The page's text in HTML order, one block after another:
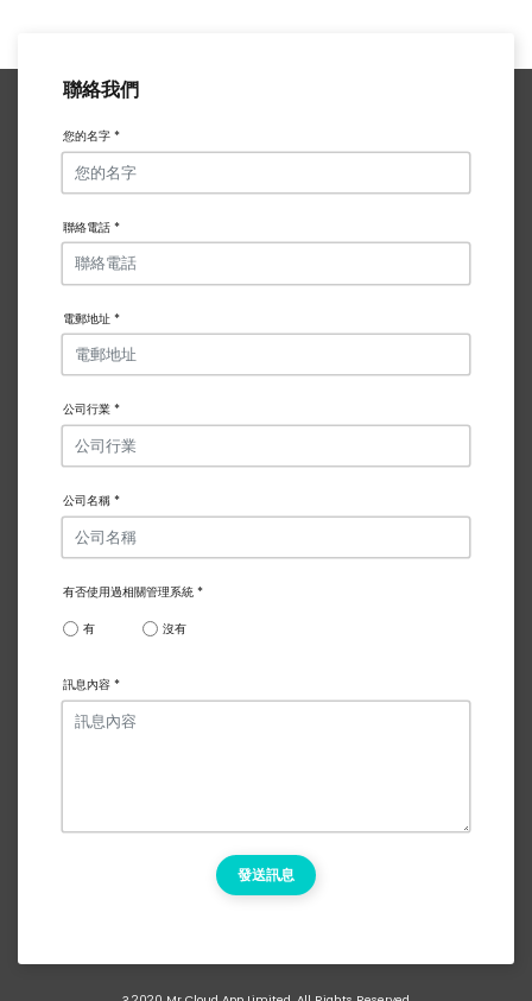
聯絡我們
您的名字 *
聯絡電話 *
電郵地址 *
公司行業 *
公司名稱 *
有否使用過相關管理系統 *
有 沒有
訊息內容 *
發送訊息